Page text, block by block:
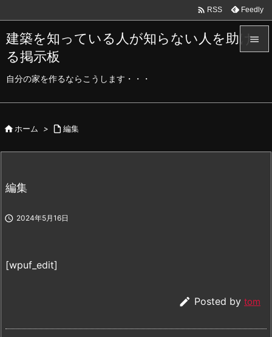
建築を知っている人が知らない人を助け
る掲示板
自分の家を作るならこうします・・・

 RSS Feedly
 ホーム >  編集
編集
 2024年5月16日
[wpuf_edit]
 Posted by tom